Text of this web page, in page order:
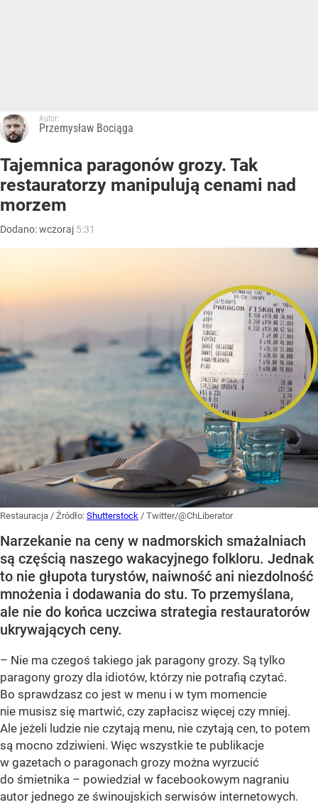
Autor:
Przemysław Bociąga
Tajemnica paragonów grozy. Tak
restauratorzy manipulują cenami nad
morzem
Dodano:wczoraj 5:31
Restauracja / Źródło: Shutterstock / Twitter/@ChLiberator
Narzekanie na ceny w nadmorskich smażalniach
są częścią naszego wakacyjnego folkloru. Jednak
to nie głupota turystów, naiwność ani niezdolność
mnożenia i dodawania do stu. To przemyślana,
ale nie do końca uczciwa strategia restauratorów
ukrywających ceny.
– Nie ma czegoś takiego jak paragony grozy. Są tylko
paragony grozy dla idiotów, którzy nie potrafią czytać.
Bo sprawdzasz co jest w menu i w tym momencie
nie musisz się martwić, czy zapłacisz więcej czy mniej.
Ale jeżeli ludzie nie czytają menu, nie czytają cen, to potem
są mocno zdziwieni. Więc wszystkie te publikacje
w gazetach o paragonach grozy można wyrzucić
do śmietnika – powiedział w facebookowym nagraniu
autor jednego ze świnoujskich serwisów internetowych.